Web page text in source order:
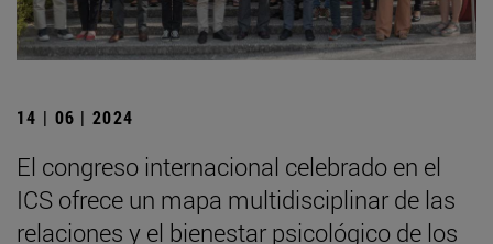
14 | 06 | 2024
El congreso internacional celebrado en el
ICS ofrece un mapa multidisciplinar de las
relaciones y el bienestar psicológico de los